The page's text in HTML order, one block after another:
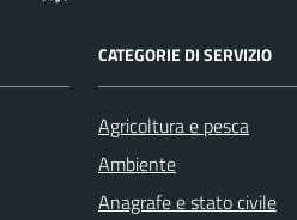
CATEGORIE DI SERVIZIO
Agricoltura e pesca
Ambiente
Anagrafe e stato civile